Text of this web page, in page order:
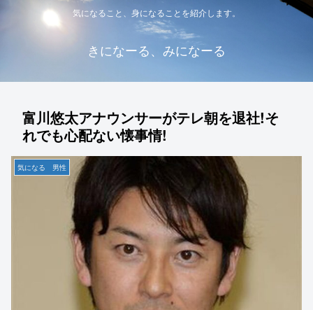
気になること、身になることを紹介します。
きになーる、みになーる
富川悠太アナウンサーがテレ朝を退社!そ
れでも心配ない懐事情!
気になる 男性